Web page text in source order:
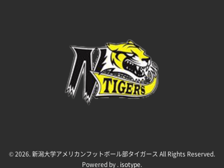
© 2026. 新潟大学アメリカンフットボール部タイガース All Rights Reserved.
Powered by . isotype